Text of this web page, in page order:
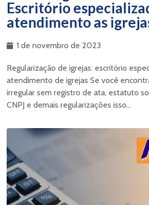
Escritório
atendimento as
1 de novembro de 2023
Regularização de igrejas: escritório
atendimento de igrejas Se você
irregular sem registro de ata, estatuto
CNPJ e demais regularizações isso...